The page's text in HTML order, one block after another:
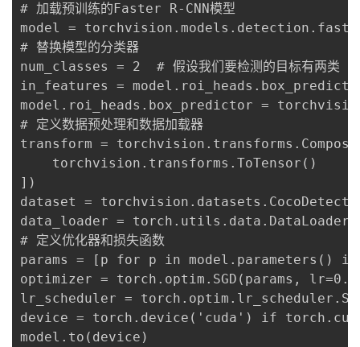
# 加载预训练的Faster R-CNN模型
model =
# 替换模型的分类器
num_classes = 2  # 假设我们要检测的目标有两类
in_features =
model.roi_heads.box_predictor =
# 定义数据预处理和数据加载器
transform =
    torchvision.transforms.ToTensor()
])
dataset =
data_loader =
# 定义优化器和损失函数
params = [p for p in model.parameters()
optimizer = torch.optim.SGD(params,
lr_scheduler =
device = torch.device('cuda') if
model.to(device)